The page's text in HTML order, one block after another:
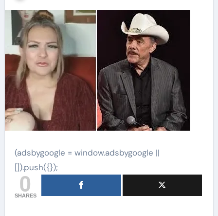
(adsbygoogle = window.adsbygoogle ||
[]).push({});
0
SHARES